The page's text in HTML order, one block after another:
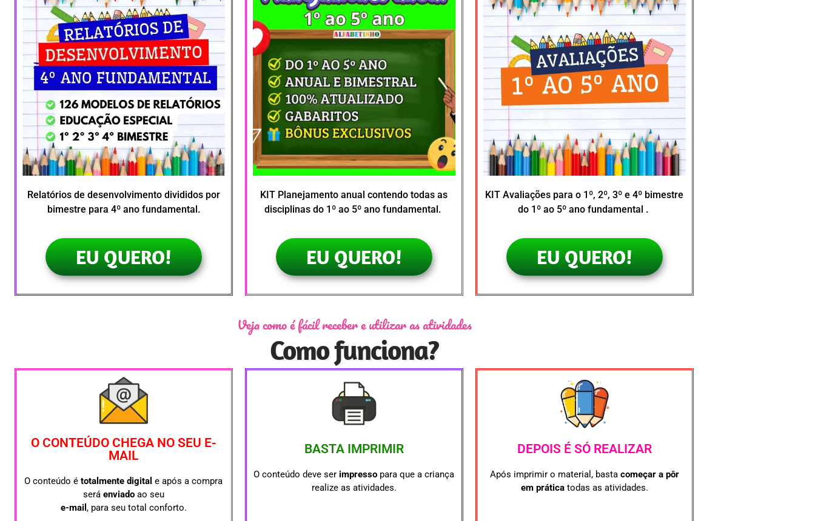
Relatórios de desenvolvimento divididos por
bimestre para 4º ano fundamental.
EU QUERO!
KIT Planejamento anual contendo todas as
disciplinas do 1º ao 5º ano fundamental.
EU QUERO!
KIT Avaliações para o 1º, 2º, 3º e 4º bimestre
do 1º ao 5º ano fundamental .
EU QUERO!
Veja como é fácil receber e utilizar as atividades
Como funciona?
O CONTEÚDO CHEGA NO SEU E-
MAIL
O conteúdo étotalmente digital e após a compra
será enviado ao seu
e-mail , para seu total conforto.
BASTA IMPRIMIR
O conteúdo deve ser impresso para que a criança
realize as atividades.
DEPOIS É SÓ REALIZAR
Após imprimir o material, basta começar a pôr
em práticatodas as atividades.